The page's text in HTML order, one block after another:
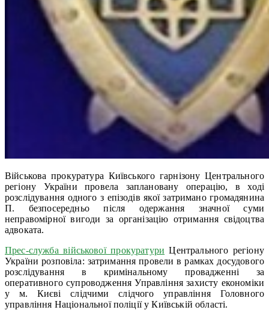
Військова прокуратура Київського гарнізону Центрального
регіону України провела заплановану операцію, в ході
розслідування одного з епізодів якої затримано громадянина
П. безпосередньо після одержання значної суми
неправомірної вигоди за організацію отримання свідоцтва
адвоката.
Прес-служба військової прокуратури Центрального регіону
України розповіла: затримання провели в рамках досудового
розслідування в кримінальному провадженні за
оперативного супроводження Управління захисту економіки
у м. Києві слідчими слідчого управління Головного
управління Національної поліції у Київській області.